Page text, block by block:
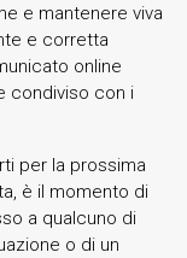
e mantenere viva
e corretta
online
condiviso con i
per la prossima
è il momento di
a qualcuno di
o di un